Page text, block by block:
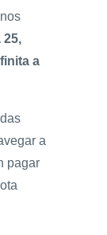
25,
a
a
pagar